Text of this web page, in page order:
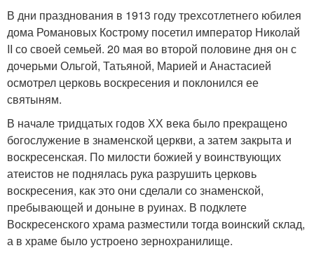
В дни празднования в 1913 году трехсотлетнего юбилея
дома Романовых Кострому посетил император Николай
II со своей семьей. 20 мая во второй половине дня он с
дочерьми Ольгой, Татьяной, Марией и Анастасией
осмотрел церковь воскресения и поклонился ее
святыням.
В начале тридцатых годов ХХ века было прекращено
богослужение в знаменской церкви, а затем закрыта и
воскресенская. По милости божией у воинствующих
атеистов не поднялась рука разрушить церковь
воскресения, как это они сделали со знаменской,
пребывающей и доныне в руинах. В подклете
Воскресенского храма разместили тогда воинский склад,
а в храме было устроено зернохранилище.